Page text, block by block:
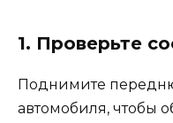
1. Проверьте
Поднимите
автомобиля, чтобы